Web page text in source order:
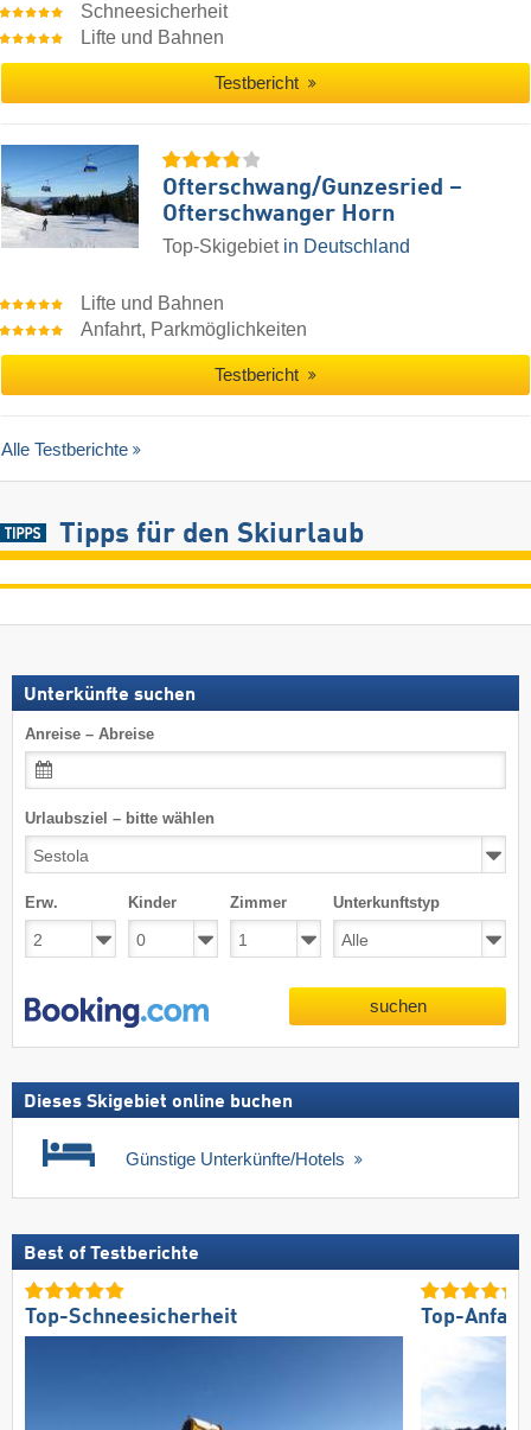
Schneesicherheit
Lifte und Bahnen
Testbericht
Ofterschwang/​Gunzesried –
Ofterschwanger Horn
Top-Skigebiet in Deutschland
Lifte und Bahnen
Anfahrt, Parkmöglichkeiten
Testbericht
Alle Testberichte
Tipps für den Skiurlaub
Unterkünfte suchen
Anreise – Abreise
Urlaubsziel – bitte wählen
Erw. Kinder Zimmer Unterkunftstyp
suchen
Dieses Skigebiet online buchen
Günstige Unterkünfte/Hotels
Best of Testberichte
Top-Schneesicherheit Top-